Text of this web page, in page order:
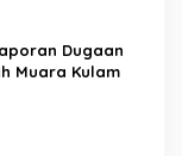
Muara Kulam